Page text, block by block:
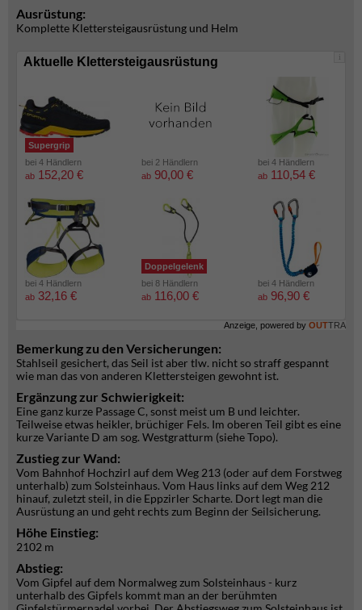
Ausrüstung:
Komplette Klettersteigausrüstung und Helm
i
Aktuelle Klettersteigausrüstung
Supergrip
bei 4 Händlern
ab 152,20 €
bei 2 Händlern
ab 90,00 €
bei 4 Händlern
ab 110,54 €
bei 4 Händlern
ab 32,16 €
Doppelgelenk
bei 8 Händlern
ab 116,00 €
bei 4 Händlern
ab 96,90 €
Anzeige, powered by OUTTRA
Bemerkung zu den Versicherungen:
Stahlseil gesichert, das Seil ist aber tlw. nicht so straff gespannt
wie man das von anderen Klettersteigen gewohnt ist.
Ergänzung zur Schwierigkeit:
Eine ganz kurze Passage C, sonst meist um B und leichter.
Teilweise etwas heikler, brüchiger Fels. Im oberen Teil gibt es eine
kurze Variante D am sog. Westgratturm (siehe Topo).
Zustieg zur Wand:
Vom Bahnhof Hochzirl auf dem Weg 213 (oder auf dem Forstweg
unterhalb) zum Solsteinhaus. Vom Haus links auf dem Weg 212
hinauf, zuletzt steil, in die Eppzirler Scharte. Dort legt man die
Ausrüstung an und geht rechts zum Beginn der Seilsicherung.
Höhe Einstieg:
2102 m
Abstieg:
Vom Gipfel auf dem Normalweg zum Solsteinhaus - kurz
unterhalb des Gipfels kommt man an der berühmten